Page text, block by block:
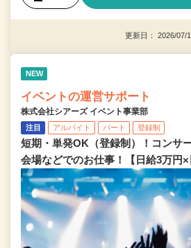
更新日： 2026/
NEW
イベントの運営サポート
株式会社シアーズ イベント事業部
注目 アルバイト パート 登録制
短期・単発OK（登録制）！コンサ
会場などでのお仕事！【日給3万円×